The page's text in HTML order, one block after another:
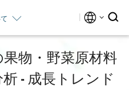
物・野菜原材料
- 成長トレンド